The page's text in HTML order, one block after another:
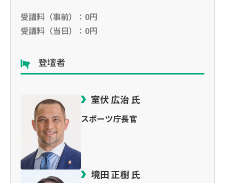
受講料（事前）：0円
受講料（当日）：0円
登壇者
室伏 広治 氏
スポーツ庁長官
境田 正樹 氏